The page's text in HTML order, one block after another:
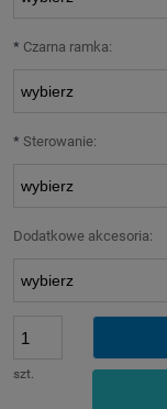
* Czarna ramka:
* Sterowanie:
Dodatkowe akcesoria:
szt.